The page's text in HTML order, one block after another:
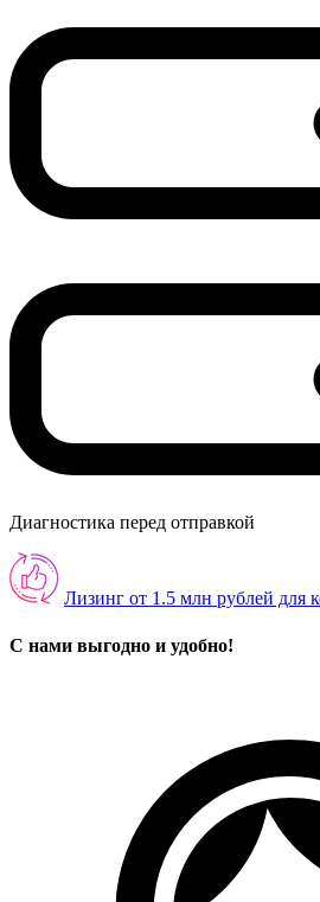
Диагностика перед отправкой
Лизинг от 1.5 млн рублей для
С нами выгодно и удобно!